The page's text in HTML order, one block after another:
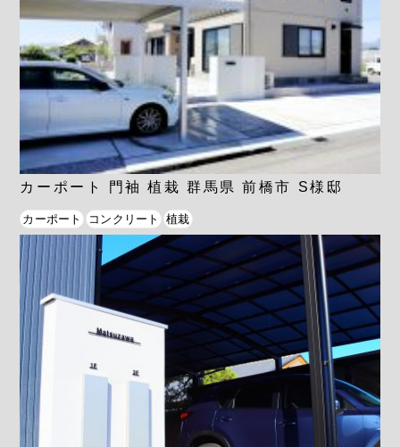
カーポート 門袖 植栽 群馬県 前橋市 S様邸
カーポート コンクリート 植栽